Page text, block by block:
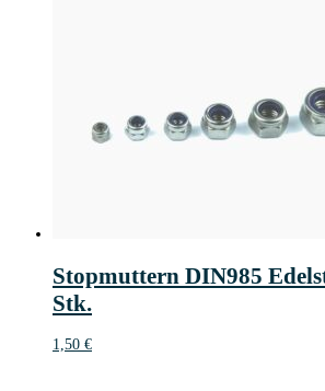
Stopmuttern DIN985
Stk.
1,50 €